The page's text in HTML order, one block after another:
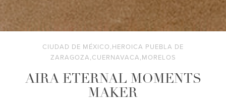
CIUDAD DE MÉXICO,HEROICA PUEBLA DE
ZARAGOZA,CUERNAVACA,MORELOS
AIRA ETERNAL MOMENTS
MAKER